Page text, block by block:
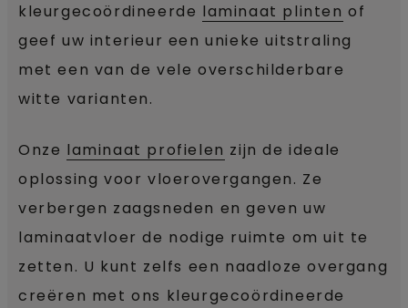
kleurgecoördineerde laminaat plinten of
geef uw interieur een unieke uitstraling
met een van de vele overschilderbare
witte varianten.
Onze laminaat profielen zijn de ideale
oplossing voor vloerovergangen. Ze
verbergen zaagsneden en geven uw
laminaatvloer de nodige ruimte om uit te
zetten. U kunt zelfs een naadloze overgang
creëren met ons kleurgecoördineerde